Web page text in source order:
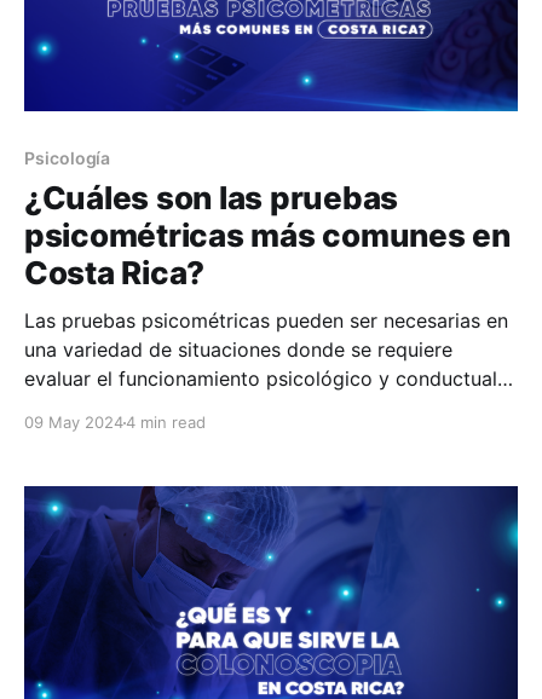
Psicología
¿Cuáles son las pruebas
psicométricas más comunes en
Costa Rica?
Las pruebas psicométricas pueden ser necesarias en
una variedad de situaciones donde se requiere
evaluar el funcionamiento psicológico y conductual
más sobre estas pruebas, contándote cuáles son las
tareas incluyen y cuáles
09 May 20244 min read